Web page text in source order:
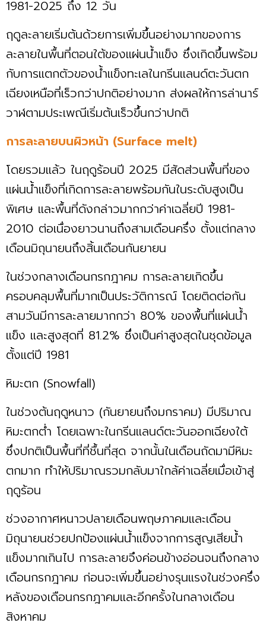
1981-2025 ถึง 12 วัน
ฤดูละลายเริ่มต้นด้วยการเพิ่มขึ้นอย่างมากของการ
ละลายในพื้นที่ตอนใต้ของแผ่นน้ำแข็ง ซึ่งเกิดขึ้นพร้อม
กับการแตกตัวของน้ำแข็งทะเลในกรีนแลนด์ตะวันตก
เฉียงเหนือที่เร็วกว่าปกติอย่างมาก ส่งผลให้การล่านาร์
วาฬตามประเพณีเริ่มต้นเร็วขึ้นกว่าปกติ
การละลายบนผิวหน้า (Surface melt)
โดยรวมแล้ว ในฤดูร้อนปี 2025 มีสัดส่วนพื้นที่ของ
แผ่นน้ำแข็งที่เกิดการละลายพร้อมกันในระดับสูงเป็น
พิเศษ และพื้นที่ดังกล่าวมากกว่าค่าเฉลี่ยปี 1981-
2010 ต่อเนื่องยาวนานถึงสามเดือนครึ่ง ตั้งแต่กลาง
เดือนมิถุนายนถึงสิ้นเดือนกันยายน
ในช่วงกลางเดือนกรกฎาคม การละลายเกิดขึ้น
ครอบคลุมพื้นที่มากเป็นประวัติการณ์ โดยติดต่อกัน
สามวันมีการละลายมากกว่า 80% ของพื้นที่แผ่นน้ำ
แข็ง และสูงสุดที่ 81.2% ซึ่งเป็นค่าสูงสุดในชุดข้อมูล
ตั้งแต่ปี 1981
หิมะตก (Snowfall)
ในช่วงต้นฤดูหนาว (กันยายนถึงมกราคม) มีปริมาณ
หิมะตกต่ำ โดยเฉพาะในกรีนแลนด์ตะวันออกเฉียงใต้
ซึ่งปกติเป็นพื้นที่ที่ชื้นที่สุด จากนั้นในเดือนถัดมามีหิมะ
ตกมาก ทำให้ปริมาณรวมกลับมาใกล้ค่าเฉลี่ยเมื่อเข้าสู่
ฤดูร้อน
ช่วงอากาศหนาวปลายเดือนพฤษภาคมและเดือน
มิถุนายนช่วยปกป้องแผ่นน้ำแข็งจากการสูญเสียน้ำ
แข็งมากเกินไป การละลายจึงค่อนข้างอ่อนจนถึงกลาง
เดือนกรกฎาคม ก่อนจะเพิ่มขึ้นอย่างรุนแรงในช่วงครึ่ง
หลังของเดือนกรกฎาคมและอีกครั้งในกลางเดือน
สิงหาคม